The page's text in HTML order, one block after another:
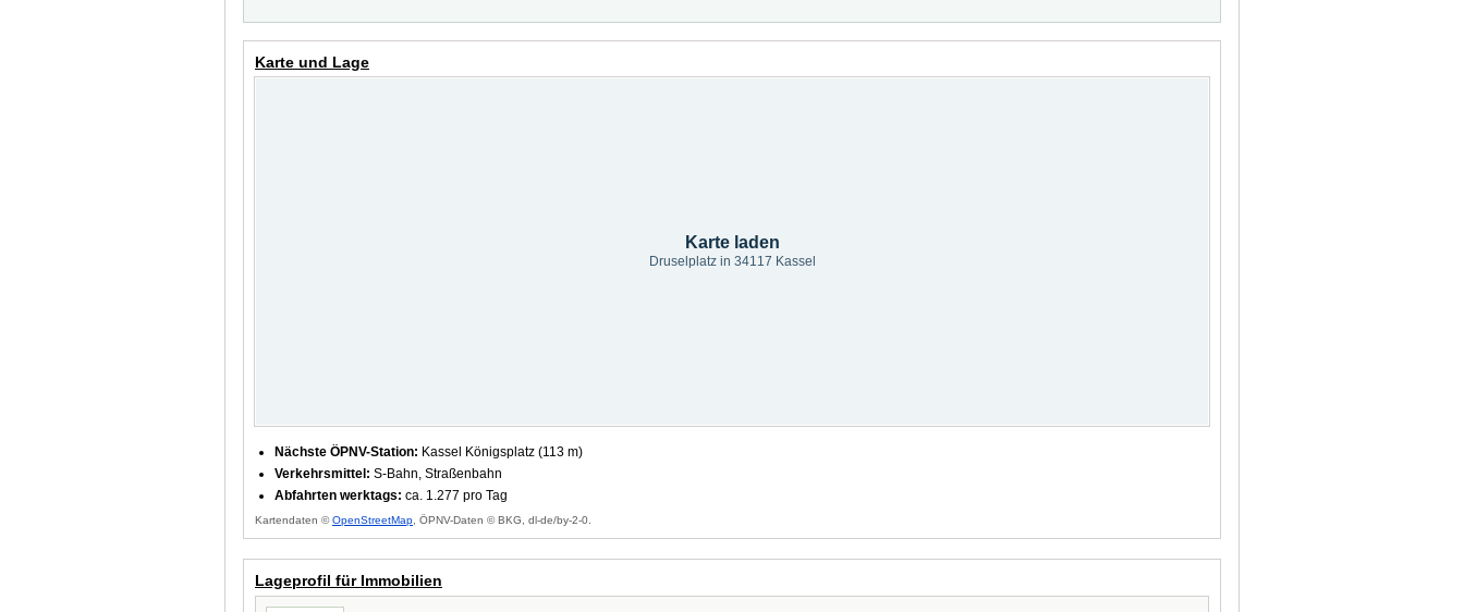
Karte und Lage
Karte laden
Druselplatz in 34117 Kassel
Nächste ÖPNV-Station: Kassel Königsplatz (113 m)
Verkehrsmittel: S-Bahn, Straßenbahn
Abfahrten werktags: ca. 1.277 pro Tag
Kartendaten ©OpenStreetMap , ÖPNV-Daten © BKG, dl-de/by-2-0.
Lageprofil für Immobilien